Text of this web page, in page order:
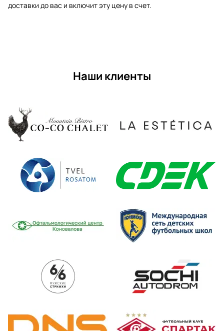
доставки до вас и включит эту цену в счет.
Наши клиенты